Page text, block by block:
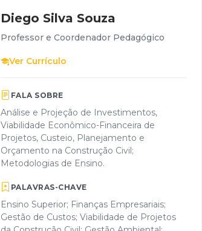
Diego Silva Souza
Professor e Coordenador Pedagógico
Ver Currículo
FALA SOBRE
Análise e Projeção de Investimentos,
Viabilidade Econômico-Financeira de
Projetos, Custeio, Planejamento e
Orçamento na Construção Civil;
Metodologias de Ensino.
PALAVRAS-CHAVE
Ensino Superior; Finanças Empresariais;
Gestão de Custos; Viabilidade de Projetos